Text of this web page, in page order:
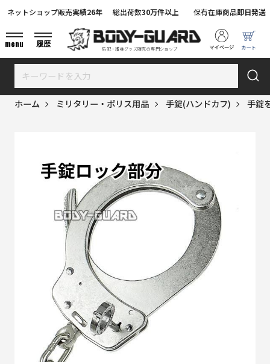
防犯・護身グッズ販売の専門ショップ
ネットショップ販売実績26年 総出荷数30万件以上 保有在庫商品即日発送
menu 履歴
ホーム ミリタリー・ポリス用品 手錠(ハンドカフ) 手錠